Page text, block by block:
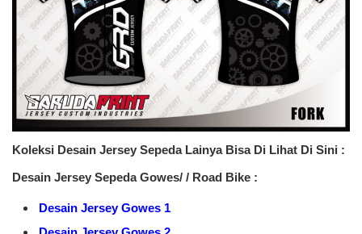
Koleksi Desain Jersey Sepeda Lainya Bisa Di Lihat Di Sini :
Desain Jersey Sepeda Gowes/ / Road Bike :
Desain Jersey Gowes 1